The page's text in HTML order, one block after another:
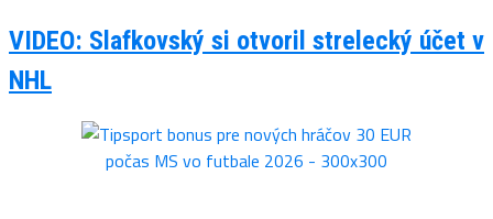
VIDEO: Slafkovský si otvoril strelecký účet v
NHL